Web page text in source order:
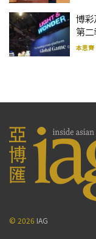
博
第二
本思齊
© 2026 IAG